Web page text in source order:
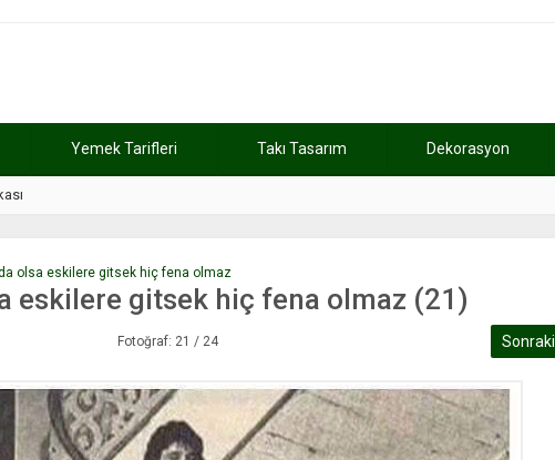
Yemek Tarifleri Takı Tasarım Dekorasyon
5 gün kala hayatını kaybetti
olsa eskilere gitsek hiç fena olmaz
eskilere gitsek hiç fena olmaz (21)
Fotoğraf: 21 / 24 Sonraki